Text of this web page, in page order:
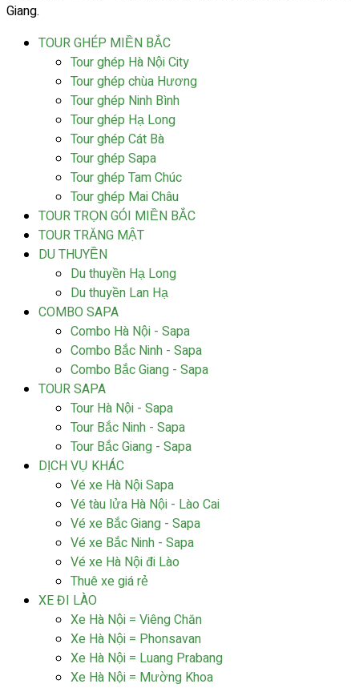
Giang.
TOUR GHÉP MIỀN BẮC
Tour ghép Hà Nội City
Tour ghép chùa Hương
Tour ghép Ninh Bình
Tour ghép Hạ Long
Tour ghép Cát Bà
Tour ghép Sapa
Tour ghép Tam Chúc
Tour ghép Mai Châu
TOUR TRỌN GÓI MIỀN BẮC
TOUR TRĂNG MẬT
DU THUYỀN
Du thuyền Hạ Long
Du thuyền Lan Hạ
COMBO SAPA
Combo Hà Nội - Sapa
Combo Bắc Ninh - Sapa
Combo Bắc Giang - Sapa
TOUR SAPA
Tour Hà Nội - Sapa
Tour Bắc Ninh - Sapa
Tour Bắc Giang - Sapa
DỊCH VỤ KHÁC
Vé xe Hà Nội Sapa
Vé tàu lửa Hà Nội - Lào Cai
Vé xe Bắc Giang - Sapa
Vé xe Bắc Ninh - Sapa
Vé xe Hà Nội đi Lào
Thuê xe giá rẻ
XE ĐI LÀO
Xe Hà Nội = Viêng Chăn
Xe Hà Nội = Phonsavan
Xe Hà Nội = Luang Prabang
Xe Hà Nội = Mường Khoa